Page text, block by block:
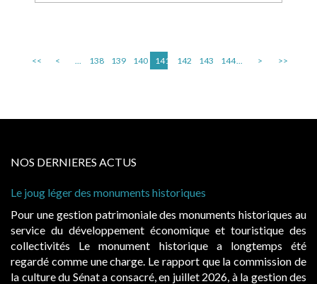
<< < ... 138 139 140 141 142 143 144... > >>
NOS DERNIERES ACTUS
historiques au
et touristique des
a longtemps été
que la commission de
2026, à la gestion des
Cabines de plage : le juge admet des
Evocatrices des bains de mer, les
également un beau sujet domanial.
public, elles donnent lieu au
d’occupation. Saisies par des